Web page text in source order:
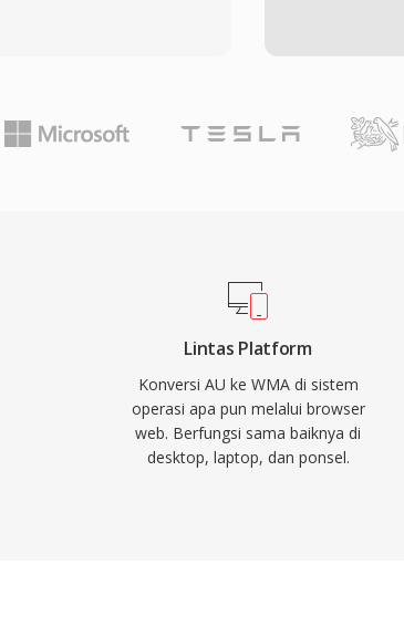
perfect, dan WMA
pada bitrate sangat
menarik bagi toko
ditangani secara
lunak pihak
mana pun. Dukungan
seperti FFmpeg
kompatibel secara
non-Microsoft.
Lintas Platform
Konversi AU ke WMA di sistem
operasi apa pun melalui browser
web. Berfungsi sama baiknya di
desktop, laptop, dan ponsel.